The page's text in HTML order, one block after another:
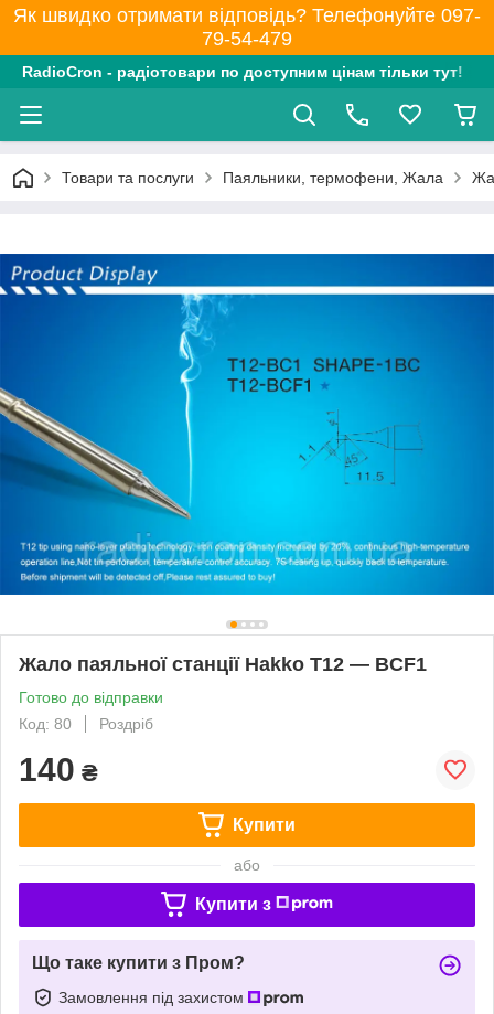
Як швидко отримати відповідь? Телефонуйте 097-
79-54-479
RadioCron - радіотовари по доступним цінам тільки тут!
Товари та послуги Паяльники, термофени, Жала
Жало паяльної станції Hakko T12 — BCF1
Готово до відправки
Код: 80
Роздріб
140 ₴
Купити
або
Купити з
Що таке купити з Пром?
Замовлення під захистом